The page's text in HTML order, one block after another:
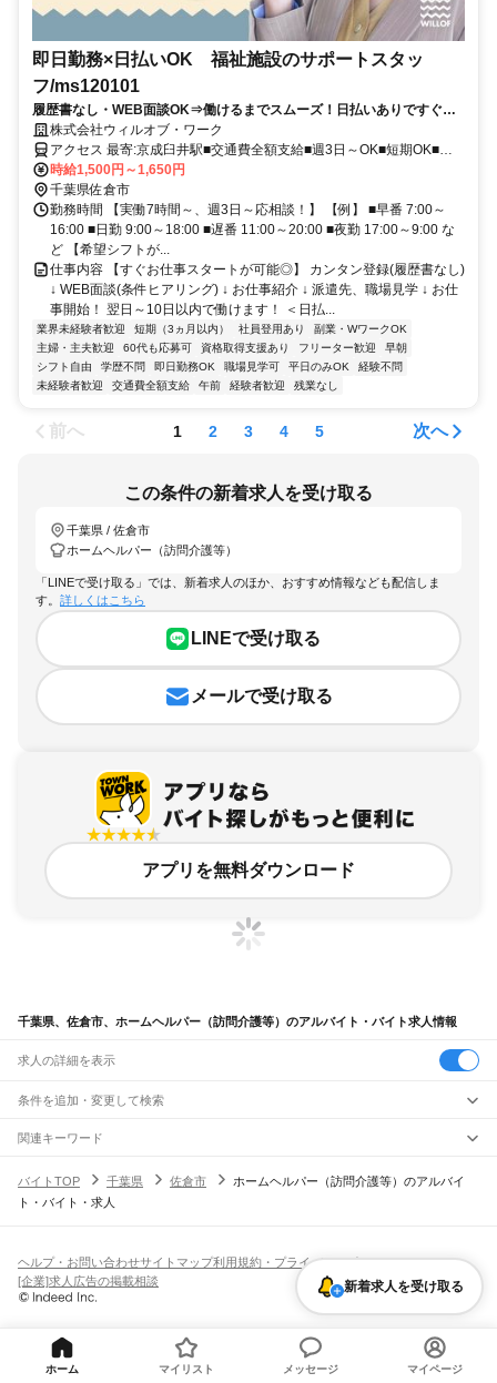
即日勤務×日払いOK 福祉施設のサポートスタッ
フ/ms120101
履歴書なし・WEB面談OK⇒働けるまでスムーズ！日払いありですぐ稼
げる★介護デビュー応援！
株式会社ウィルオブ・ワーク
アクセス 最寄:京成臼井駅■交通費全額支給■週3日～OK■短期OK■履
歴書不要
時給1,500円～1,650円
千葉県佐倉市
勤務時間 【実働7時間～、週3日～応相談！】 【例】 ■早番 7:00～
16:00 ■日勤 9:00～18:00 ■遅番 11:00～20:00 ■夜勤 17:00～9:00 な
ど 【希望シフトが...
仕事内容 【すぐお仕事スタートが可能◎】 カンタン登録(履歴書なし)
↓ WEB面談(条件ヒアリング) ↓ お仕事紹介 ↓ 派遣先、職場見学 ↓ お仕
事開始！ 翌日～10日以内で働けます！ ＜日払...
業界未経験者歓迎 短期（3ヵ月以内） 社員登用あり
副業・WワークOK
主婦・主夫歓迎
60代も応募可 資格取得支援あり フリーター歓迎
早朝
シフト自由
学歴不問 即日勤務OK 職場見学可 平日のみOK
経験不問
未経験者歓迎
交通費全額支給 午前 経験者歓迎 残業なし
前へ 1 2 3 4 5 次へ
この条件の新着求人を受け取る
千葉県 / 佐倉市
ホームヘルパー（訪問介護等）
「LINEで受け取る」では、新着求人のほか、おすすめ情報なども配信しま
す。 詳しくはこちら
LINEで受け取る
メールで受け取る
アプリを無料ダウンロード
千葉県、佐倉市、ホームヘルパー（訪問介護等）のアルバイト・バイト求人情報
求人の詳細を表示
条件を追加・変更して検索
市区町村を追加・変更
千葉県すべて
千葉市 すべて
旭市習志野市柏市勝浦市市原市流山市八千代市
君津市富津市浦安市 印西市白井市富里市南房総市
匝瑳市香取市 印旛郡
駅を追加・変更
JR中央・総武線
市川駅本八幡駅下総中山駅 東船橋駅 津田沼駅幕張本郷駅幕張駅
新検見川駅
市川駅
稲毛駅千葉駅 都賀駅四街道駅
佐倉駅
南酒々井駅
八街駅日向駅 成東駅 横芝駅飯倉駅 八日市場駅干潟駅旭駅
職種を追加・変更
飲食・フードサービスすべて
ホールスタッフキッチンスタッフ 皿洗い・洗い場 精肉・鮮魚加工 給食調理
パン屋（ベーカリー）
バー（BAR）・バーテンダー
飲食店（店長・マネージャー）
営業・販売
営業テレフォンアポインター（テレアポ） ルートセールス
人気
日払いOK高校生歓迎 髪型・髪色自由ひげOK
ネイルOK
留学生・外国人活躍中
勤務期間
短期単発・1日OK
期間限定（春夏冬休み等）
シフト
雇用形態を追加・変更
正社員
契約社員
派遣社員
関連キーワード
千葉県 佐倉市 介護職
千葉県 介護・福祉 ホームヘルパー（訪問介護等） 介護職
千葉県 介護・福祉 ホームヘルパー（訪問介護等） 千葉県八千代市
バイトTOP 千葉県 佐倉市
ホームヘルパー（訪問介護等）のアルバイ
ト・バイト・求人
新着求人を受け取る
ヘルプ・お問い合わせサイトマップ利用規約・プライバシーポリシー
[企業]求人広告の掲載相談
ホーム マイリスト メッセージ マイページ